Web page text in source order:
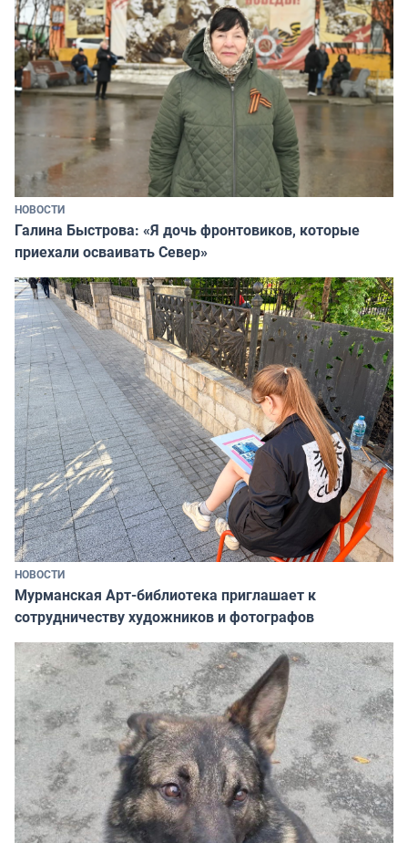
НОВОСТИ
Галина Быстрова: «Я дочь фронтовиков, которые
приехали осваивать Север»
НОВОСТИ
Мурманская Арт-библиотека приглашает к
сотрудничеству художников и фотографов